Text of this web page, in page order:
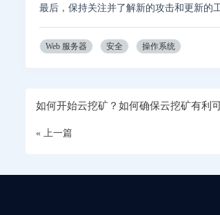
最后，保持关注并了解新的攻击和更新的
Web 服务器 安全 操作系统
如何开始云挖矿？如何确保云挖矿有利
« 上一篇